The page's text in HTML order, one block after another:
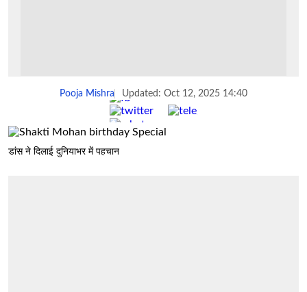
Pooja Mishra Updated: Oct 12, 2025 14:40
Share :
डांस ने दिलाई दुनियाभर में पहचान